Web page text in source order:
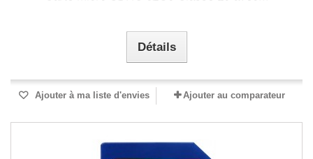
Détails
Ajouter à ma liste d'envies Ajouter au comparateur